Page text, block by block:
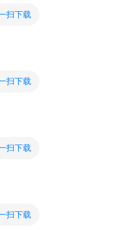
扫下载
扫下载
扫下载
扫下载